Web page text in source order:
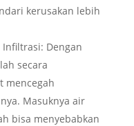
kerusakan lebih
Dengan
secara
mencegah
Masuknya air
bisa menyebabkan